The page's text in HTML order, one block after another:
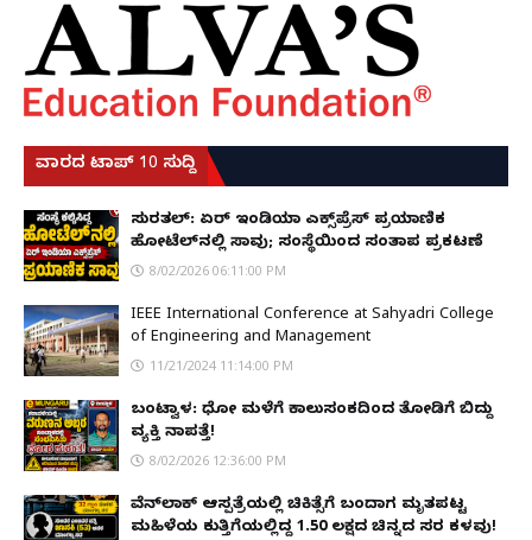
ವಾರದ ಟಾಪ್ 10 ಸುದ್ದಿ
ಸುರತ್ಕಲ್: ಏರ್ ಇಂಡಿಯಾ ಎಕ್ಸ್‌ಪ್ರೆಸ್ ಪ್ರಯಾಣಿಕ
ಹೋಟೆಲ್‌ನಲ್ಲಿ ಸಾವು; ಸಂಸ್ಥೆಯಿಂದ ಸಂತಾಪ ಪ್ರಕಟಣೆ
8/02/2026 06:11:00 PM
IEEE International Conference at Sahyadri College
of Engineering and Management
11/21/2024 11:14:00 PM
ಬಂಟ್ವಾಳ: ಧೋ ಮಳೆಗೆ ಕಾಲುಸಂಕದಿಂದ ತೋಡಿಗೆ ಬಿದ್ದು
ವ್ಯಕ್ತಿ ನಾಪತ್ತೆ!
8/02/2026 12:36:00 PM
ವೆನ್‌ಲಾಕ್ ಆಸ್ಪತ್ರೆಯಲ್ಲಿ ಚಿಕಿತ್ಸೆಗೆ ಬಂದಾಗ ಮೃತಪಟ್ಟ
ಮಹಿಳೆಯ ಕುತ್ತಿಗೆಯಲ್ಲಿದ್ದ ₹1.50 ಲಕ್ಷದ ಚಿನ್ನದ ಸರ ಕಳವು!